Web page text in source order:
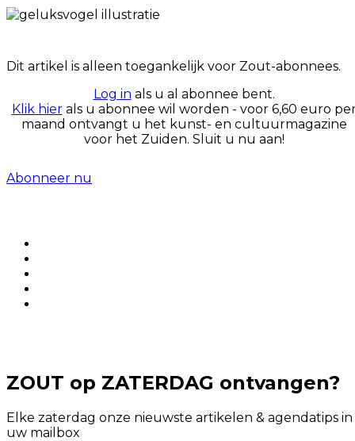
Dit artikel is alleen toegankelijk voor Zout-abonnees.
Log in als u al abonnee bent.
Klik hierals u abonnee wil worden - voor 6,60 euro
maand ontvangt u het kunst- en cultuurmagazine
voor het Zuiden. Sluit u nu aan!
Abonneer nu
ZOUT op ZATERDAG ontvangen?
Elke zaterdag onze nieuwste artikelen & agendatips in
uw mailbox